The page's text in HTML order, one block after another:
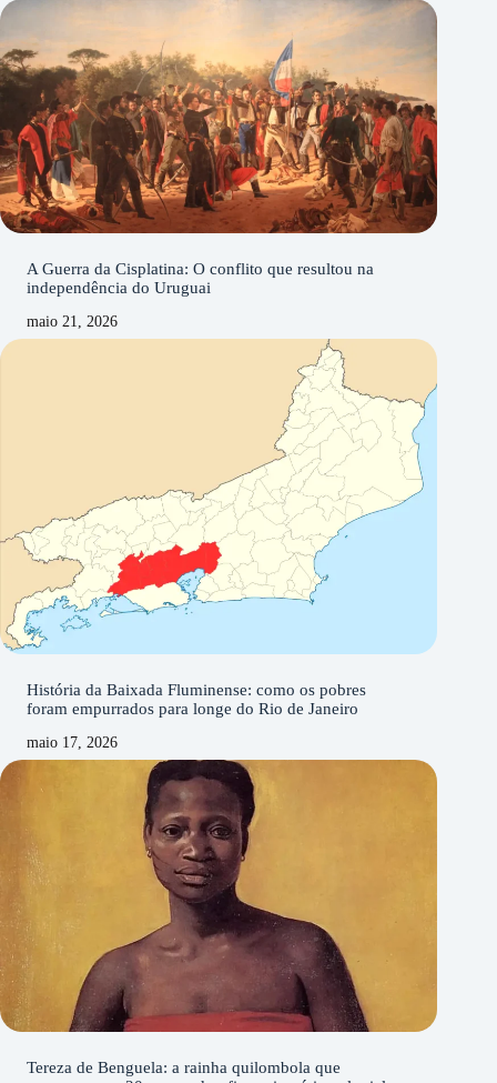
A Guerra da Cisplatina: O conflito que resultou na
independência do Uruguai
maio 21, 2026
História da Baixada Fluminense: como os pobres
foram empurrados para longe do Rio de Janeiro
maio 17, 2026
Tereza de Benguela: a rainha quilombola que